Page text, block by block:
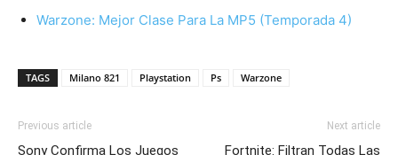
Warzone: Mejor Clase Para La MP5 (Temporada 4)
TAGS Milano 821 Playstation Ps Warzone
Previous article
Sony Confirma Los Juegos
Next article
Fortnite: Filtran Todas Las